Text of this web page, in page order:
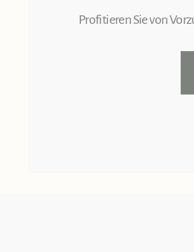
Profitieren Sie von